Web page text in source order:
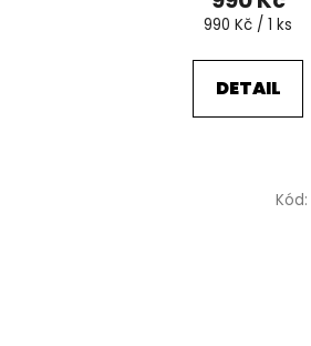
Měrná
990 Kč / 1 ks
DETAIL
Kód: